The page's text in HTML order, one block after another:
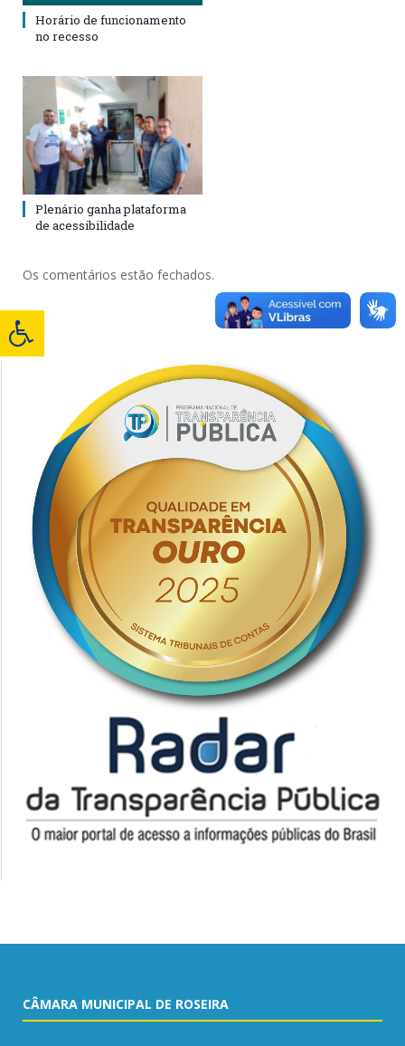
Horário de funcionamento
no recesso
Plenário ganha plataforma
de acessibilidade
Os comentários estão fechados.
CÂMARA MUNICIPAL DE ROSEIRA